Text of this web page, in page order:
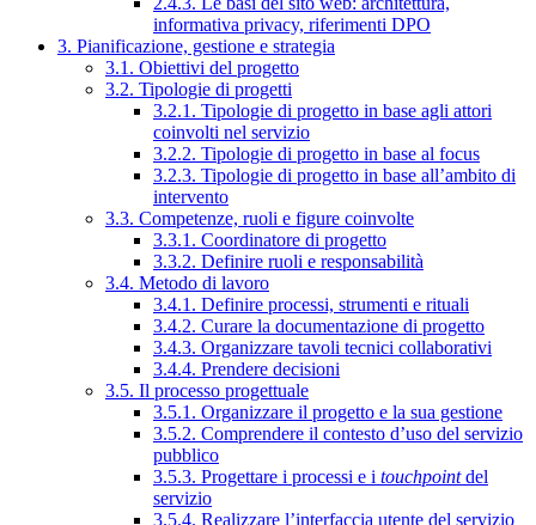
informativa privacy, riferimenti DPO
3. Pianificazione, gestione e strategia
3.1. Obiettivi del progetto
3.2. Tipologie di progetti
3.2.1. Tipologie di progetto in base agli attori
coinvolti nel servizio
3.2.2. Tipologie di progetto in base al focus
3.2.3. Tipologie di progetto in base all’ambito di
intervento
3.3. Competenze, ruoli e figure coinvolte
3.3.1. Coordinatore di progetto
3.3.2. Definire ruoli e responsabilità
3.4. Metodo di lavoro
3.4.1. Definire processi, strumenti e rituali
3.4.2. Curare la documentazione di progetto
3.4.3. Organizzare tavoli tecnici collaborativi
3.4.4. Prendere decisioni
3.5. Il processo progettuale
3.5.1. Organizzare il progetto e la sua gestione
3.5.2. Comprendere il contesto d’uso del servizio
pubblico
3.5.3. Progettare i processi e i touchpointdel
servizio
3.5.4. Realizzare l’interfaccia utente del servizio